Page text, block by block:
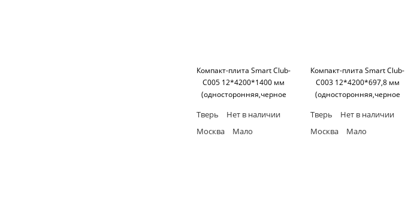
Компакт-плита Smart Club-
C005 12*4200*1400 мм
(односторонняя,черное
Тверь
Нет в наличии
Москва
Мало
Компакт-плита Smart Club-
C003 12*4200*697,8 мм
(односторонняя,черное
Тверь
Нет в наличии
Москва
Мало